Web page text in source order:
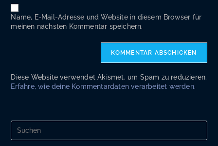
Kommentieren
ein
URL
ein
(optional)
Name, E-Mail-Adresse und Website in diesem Browser für
meinen nächsten Kommentar speichern.
Diese Website verwendet Akismet, um Spam zu reduzieren.
Erfahre, wie deine Kommentardaten verarbeitet werden.